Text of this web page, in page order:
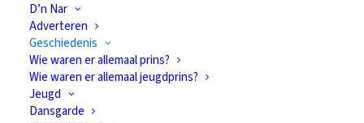
D’n Nar
Adverteren
Geschiedenis
Wie waren er allemaal prins?
Wie waren er allemaal jeugdprins?
Jeugd
Dansgarde
Goddelijk